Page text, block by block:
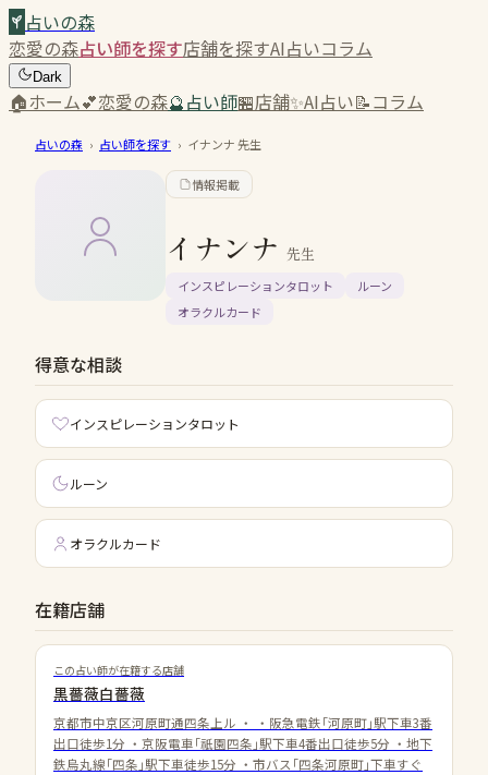
占いの森
恋愛の森占い師を探す店舗を探すAI占いコラム
Dark
🏠ホーム💕恋愛の森🔮占い師🏪店舗✨AI占い📝コラム
占いの森 › 占い師を探す › イナンナ先生
情報掲載
イナンナ 先生
インスピレーションタロット
ルーン
オラクルカード
得意な相談
インスピレーションタロット
ルーン
オラクルカード
在籍店舗
この占い師が在籍する店舗
黒薔薇白薔薇
京都市中京区河原町通四条上ル ・
・阪急電鉄｢河原町｣駅下車3番
出口徒歩1分 ・京阪電車｢祇園四条｣駅下車4番出口徒歩5分 ・地下
鉄烏丸線｢四条｣駅下車徒歩15分 ・市バス｢四条河原町｣下車すぐ